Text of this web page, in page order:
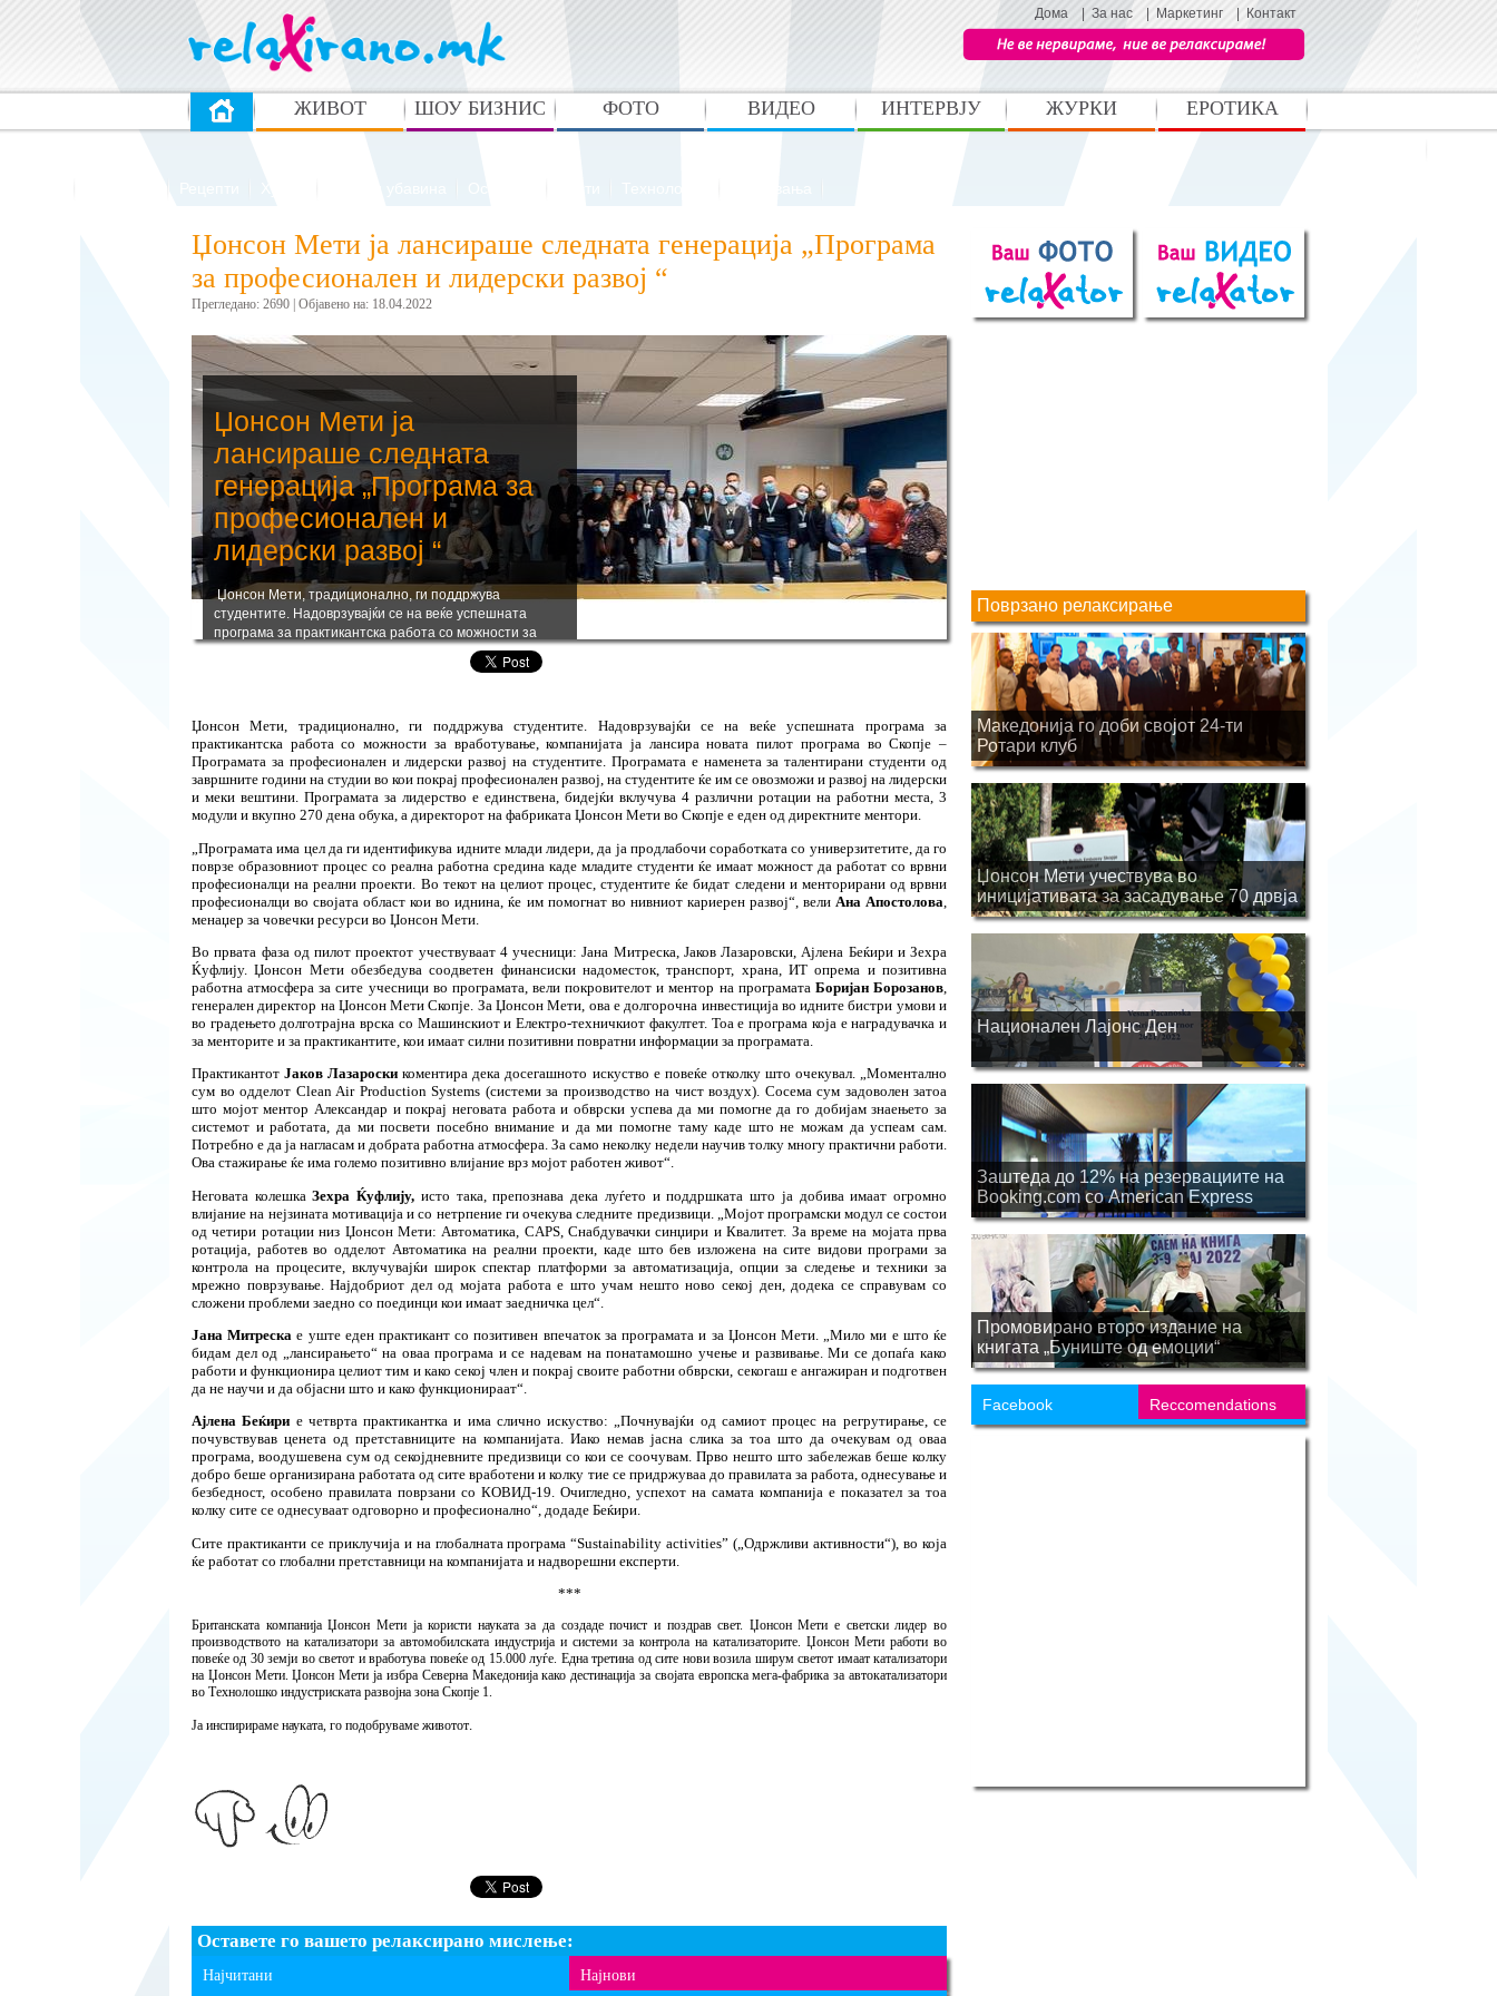
Дома За нас Маркетинг Контакт
ЖИВОТ ШОУ БИЗНИС ФОТО ВИДЕО ИНТЕРВЈУ ЖУРКИ ЕРОТИКА
Џонсон Мети ја лансираше следната генерација „Програма
за професионален и лидерски развој “
Прегледано: 2690 | Oбјавено на: 18.04.2022
Џонсон Мети ја
лансираше следната
генерација „Програма за
професионален и
лидерски развој “
Џонсон Мети, традиционално, ги поддржува
студентите. Надоврзувајќи се на веќе успешната
програма за практикантска работа со можности за
вработување, компанијата ја лансира новата пилот
Џонсон Мети, традиционално, ги поддржува студентите. Надоврзувајќи се на веќе успешната програма за
практикантска работа со можности за вработување, компанијата ја лансира новата пилот програма во Скопје –
Програмата за професионален и лидерски развој на студентите. Програмата е наменета за талентирани студенти од
завршните години на студии во кои покрај професионален развој, на студентите ќе им се овозможи и развој на лидерски
и меки вештини. Програмата за лидерство е единствена, бидејќи вклучува 4 различни ротации на работни места, 3
модули и вкупно 270 дена обука, а директорот на фабриката Џонсон Мети во Скопје e еден од директните ментори.
„Програмата има цел да ги идентификува идните млади лидери, да ја продлабочи соработката со универзитетите, да го
поврзе образовниот процес со реална работна средина каде младите студенти ќе имаат можност да работат со врвни
професионалци на реални проекти. Во текот на целиот процес, студентите ќе бидат следени и менторирани од врвни
професионалци во својата област кои во иднина, ќе им помогнат во нивниот кариерен развој“, вели Ана Апостолова
менаџер за човечки ресурси во Џонсон Мети.
Во првата фаза од пилот проектот учествуваат 4 учесници: Јана Митреска, Јаков Лазаровски, Ајлена Беќири и Зехра
Ќуфлију. Џонсон Мети обезбедува соодветен финансиски надоместок, транспорт, храна, ИТ опрема и позитивна
работна атмосфера за сите учесници во програмата, вели покровителот и ментор на програмата Боријан Борозанов
генерален директор на Џонсон Мети Скопје. За Џонсон Мети, ова е долгорочна инвестиција во иднитебистри умови и
во градењето долготрајна врска со Машинскиот и Електро-техничкиот факултет. Тоа е програма која е наградувачка и
за менторите и за практикантите, кои имаат силни позитивни повратни информации за програмата.
ПрактикантотЈаков Лазароски коментира дека досегашното искуство е повеќе отколку што очекувал. „Моментално
сум во одделот Clean Air Production Systems (системи за производство на чист воздух). Сосема сум задоволен затоа
што мојот ментор Александар и покрај неговата работа и обврски успева да ми помогне да го добијам знаењето за
системот и работата, да ми посвети посебно внимание и да ми помогне таму каде што не можам да успеам сам.
Потребно е да ја нагласам и добрата работна атмосфера. За само неколку недели научив толку многу практични работи.
Ова стажирање ќе има големо позитивно влијание врз мојот работен живот“.
Неговата колешкаЗехра Ќуфлију, исто така, препознава дека луѓето и поддршката што ја добива имаат огромно
влијание на нејзината мотивација и со нетрпение ги очекува следните предизвици. „Мојот програмски модул се состои
од четири ротации низ Џонсон Мети: Автоматика, CAPS, Снабдувачки синџири и Квалитет. За време на мојата прва
ротација, работев во одделот Автоматика на реални проекти, каде што бев изложена на сите видови програми за
контрола на процесите, вклучувајќи широк спектар платформи за автоматизација, опции за следење и техники за
мрежно поврзување. Најдобриот дел од мојата работа е што учам нешто ново секој ден, додека се справувам со
сложени проблеми заедно со поединци кои имаат заедничка цел“.
Јана Митреска е уште еден практикант со позитивен впечаток за програмата и за Џонсон Мети. „Мило ми е што ќе
бидам дел од „лансирањето“ на оваа програма и се надевам на понатамошно учење и развивање. Ми се допаѓа како
работи и функционира целиот тим и како секој член и покрај своите работни обврски, секогаш е ангажиран и подготвен
да не научи и да објасни што и како функционираат“.
Ајлена Беќири е четврта практикантка и има слично искуство: „Почнувајќи од самиот процес на регрутирање, се
почувствував ценета од претставниците на компанијата. Иако немав јасна слика за тоа што да очекувам од оваа
програма, воодушевена сум од секојдневните предизвици со кои се соочувам. Прво нешто што забележав беше колку
добро беше организирана работата од сите вработени и колку тие се придржуваа до правилата за работа, однесување и
безбедност, особено правилата поврзани со КОВИД-19. Очигледно, успехот на самата компанија е показател за тоа
колку сите се однесуваат одговорно и професионално“, додаде Беќири.
Сите практиканти се приклучија и на глобалната програма“Sustainability activities” („Одржливи активности“), во која
ќе работат со глобални претставници на компанијата и надворешни експерти.
***
Британската компанија Џонсон Мети ја користи науката за да создаде почист и поздрав свет. Џонсон Мети е светски лидер во
производството на катализатори за автомобилската индустрија и системи за контрола на катализаторите. Џонсон Мети работи во
повеќе од 30 земји во светот и вработува повеќе од 15.000 луѓе. Една третина од сите нови возила ширум светот имаат катализатори
на Џонсон Мети. Џонсон Мети ја избра Северна Македонија како дестинација за својата европска мега-фабрика за автокатализатори
во Технолошко индустриската развојна зона Скопје 1.
Ја инспирираме науката, го подобруваме животот
Оставете го вашето релаксирано мислење:
Најчитани Најнови
Поврзано релаксирање
Македонија го доби својот 24-ти
Ротари клуб
Џонсон Мети учествува во
иницијативата за засадување 70 дрвја
на национално ниво
Национален Лајонс Ден
Заштеда до 12% на резервациите на
Booking.com со American Express
Промовирано второ издание на
книгата „Буниште од емоции“
Facebook Reccomendations